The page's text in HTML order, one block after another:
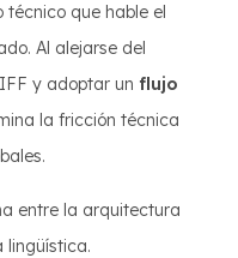
técnico que hable el
Al alejarse del
y adoptar un flujo
la fricción técnica
entre la arquitectura
lingüística.